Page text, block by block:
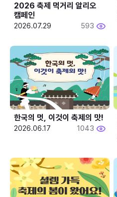
2026 축제 먹거리 알리오
캠페인
2026.07.29 593
한국의 멋, 이것이 축제의 맛!
2026.06.17 1043